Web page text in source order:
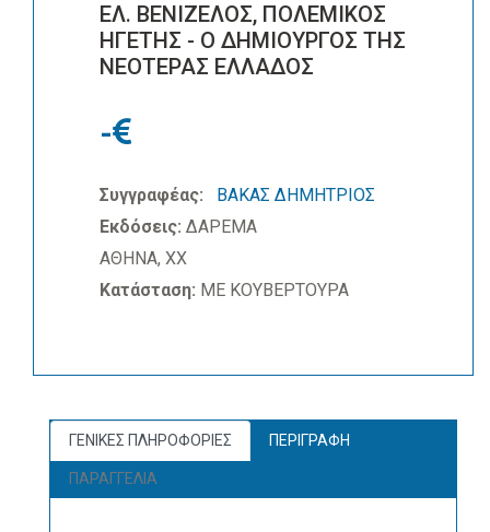
ΕΛ. ΒΕΝΙΖΕΛΟΣ, ΠΟΛΕΜΙΚΟΣ
ΗΓΕΤΗΣ - Ο ΔΗΜΙΟΥΡΓΟΣ ΤΗΣ
ΝΕΟΤΕΡΑΣ ΕΛΛΑΔΟΣ
-
Συγγραφέας:
ΒΑΚΑΣ ΔΗΜΗΤΡΙΟΣ
Εκδόσεις: ΔΑΡΕΜΑ
ΑΘΗΝΑ, ΧΧ
Κατάσταση: ΜΕ ΚΟΥΒΕΡΤΟΥΡΑ
ΓΕΝΙΚΕΣ ΠΛΗΡΟΦΟΡΙΕΣ ΠΕΡΙΓΡΑΦΗ
ΠΑΡΑΓΓΕΛΙΑ